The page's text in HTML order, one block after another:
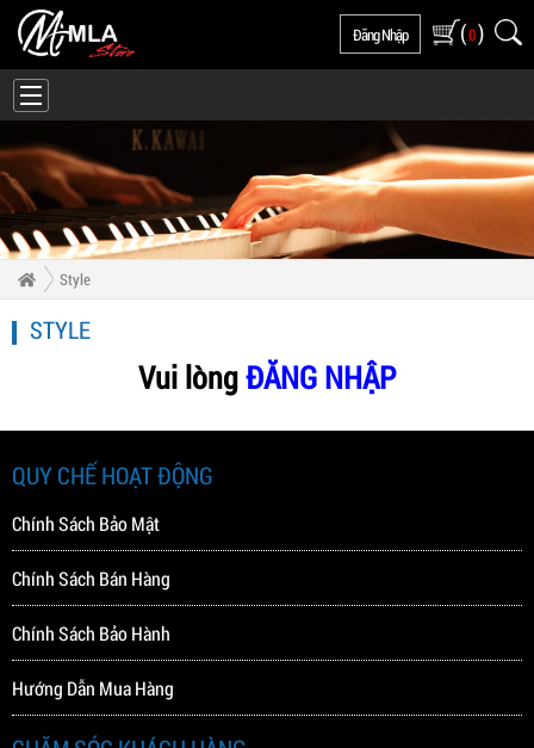
Đăng Nhập (0)
Style
STYLE
Vui lòngĐĂNG NHẬP
QUY CHẾ HOẠT ĐỘNG
Chính Sách Bảo Mật
Chính Sách Bán Hàng
Chính Sách Bảo Hành
Hướng Dẫn Mua Hàng